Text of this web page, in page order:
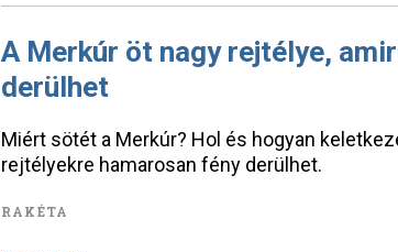
A Merkúr öt nagy rejtélye,
derülhet
Miért sötét a Merkúr? Hol és hogyan
rejtélyekre hamarosan fény derülhet.
RAKÉTA